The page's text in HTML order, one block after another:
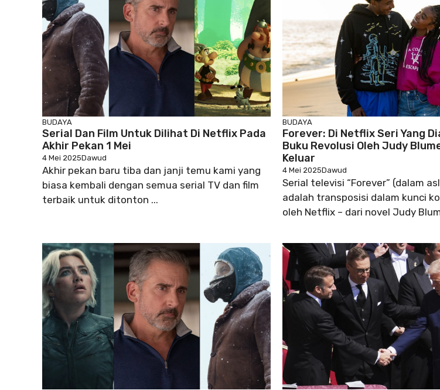
BUDAYA
Serial Dan Film Untuk Dilihat Di Netflix Pada
Akhir Pekan 1 Mei
4 Mei 2025Dawud
Akhir pekan baru tiba dan janji temu kami yang
biasa kembali dengan semua serial TV dan film
terbaik untuk ditonton ...
BUDAYA
Forever: Di Netflix Seri Yang
Buku Revolusi Oleh Judy
Keluar
4 Mei 2025Dawud
Serial televisi “Forever” (dalam
adalah transposisi dalam kunci
oleh Netflix – dari novel Judy